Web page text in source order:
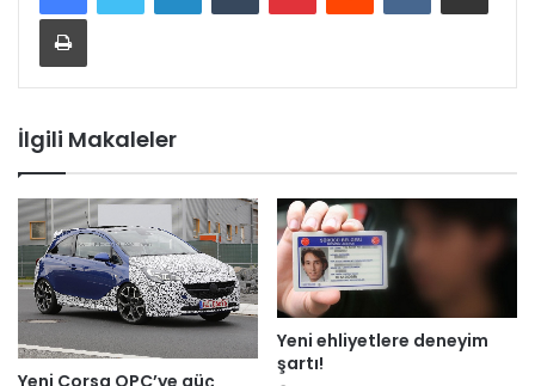
İlgili Makaleler
Yeni Corsa OPC’ye güç
Yeni ehliyetlere deneyim
şartı!